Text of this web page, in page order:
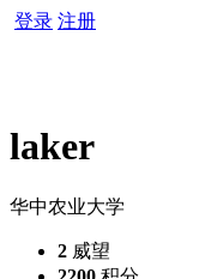
登录 注册
laker
华中农业大学
2 威望